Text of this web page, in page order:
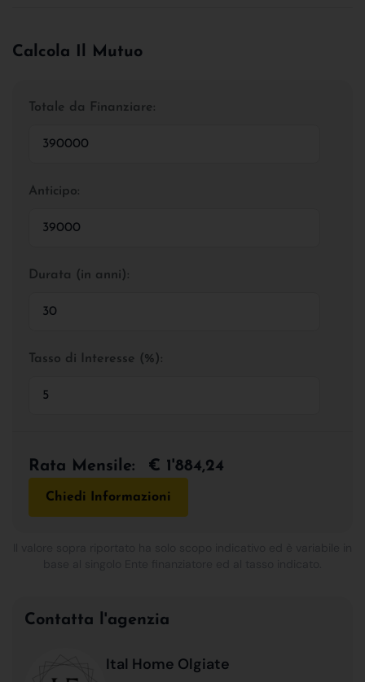
Calcola Il Mutuo
Totale da Finanziare:
Anticipo:
Durata (in anni):
Tasso di Interesse (%):
Rata Mensile: € 1'884,24
Chiedi Informazioni
Contatta l'agenzia
Ital Home Olgiate